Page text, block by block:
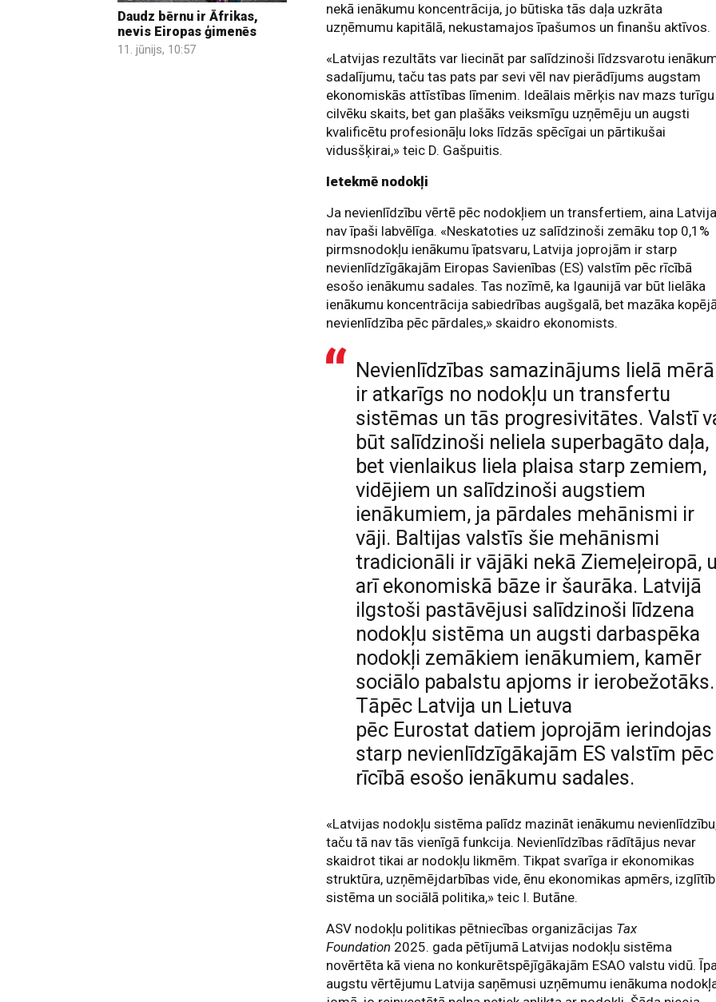
Daudz bērnu ir Āfrikas,
nevis Eiropas ģimenēs
11. jūnijs, 10:57
nekā ienākumu koncentrācija, jo būtiska tās daļa uzkrāta
uzņēmumu kapitālā, nekustamajos īpašumos un finanšu aktīvos.
«Latvijas rezultāts var liecināt par salīdzinoši līdzsvarotu
sadalījumu, taču tas pats par sevi vēl nav pierādījums augstam
ekonomiskās attīstības līmenim. Ideālais mērķis nav mazs turīgu
cilvēku skaits, bet gan plašāks veiksmīgu uzņēmēju un augsti
kvalificētu profesionāļu loks līdzās spēcīgai un pārtikušai
vidusšķirai,» teic D. Gašpuitis.
Ietekmē nodokļi
Ja nevienlīdzību vērtē pēc nodokļiem un transfertiem, aina
nav īpaši labvēlīga. «Neskatoties uz salīdzinoši zemāku top 0,1%
pirmsnodokļu ienākumu īpatsvaru, Latvija joprojām ir starp
nevienlīdzīgākajām Eiropas Savienības (ES) valstīm pēc rīcībā
esošo ienākumu sadales. Tas nozīmē, ka Igaunijā var būt lielāka
ienākumu koncentrācija sabiedrības augšgalā, bet mazāka
nevienlīdzība pēc pārdales,» skaidro ekonomists.
Nevienlīdzības samazinājums lielā mērā
ir atkarīgs no nodokļu un transfertu
sistēmas un tās progresivitātes. Valstī
būt salīdzinoši neliela superbagāto daļa,
bet vienlaikus liela plaisa starp zemiem,
vidējiem un salīdzinoši augstiem
ienākumiem, ja pārdales mehānismi ir
vāji. Baltijas valstīs šie mehānismi
tradicionāli ir vājāki nekā Ziemeļeiropā,
arī ekonomiskā bāze ir šaurāka. Latvijā
ilgstoši pastāvējusi salīdzinoši līdzena
nodokļu sistēma un augsti darbaspēka
nodokļi zemākiem ienākumiem, kamēr
sociālo pabalstu apjoms ir ierobežotāks.
Tāpēc Latvija un Lietuva
pēc Eurostat datiem joprojām ierindojas
starp nevienlīdzīgākajām ES valstīm pēc
rīcībā esošo ienākumu sadales.
«Latvijas nodokļu sistēma palīdz mazināt ienākumu
taču tā nav tās vienīgā funkcija. Nevienlīdzības rādītājus nevar
skaidrot tikai ar nodokļu likmēm. Tikpat svarīga ir ekonomikas
struktūra, uzņēmējdarbības vide, ēnu ekonomikas apmērs,
sistēma un sociālā politika,» teic I. Butāne.
ASV nodokļu politikas pētniecības organizācijas Tax
Foundation 2025. gada pētījumā Latvijas nodokļu sistēma
novērtēta kā viena no konkurētspējīgākajām ESAO valstu vidū.
augstu vērtējumu Latvija saņēmusi uzņēmumu ienākuma